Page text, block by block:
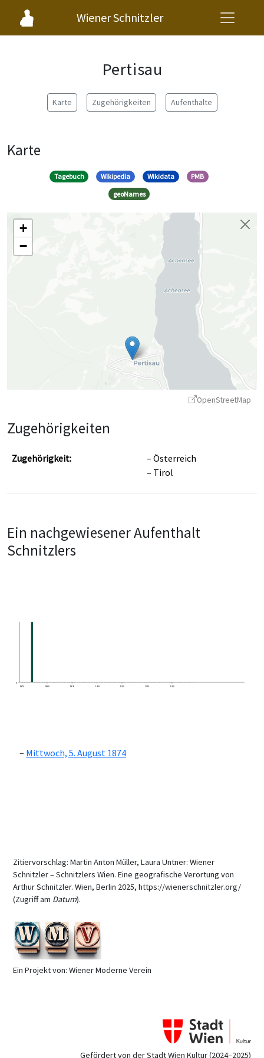
Wiener Schnitzler
Pertisau
Karte Zugehörigkeiten Aufenthalte
Karte
Tagebuch Wikipedia Wikidata
PMB
geoNames
+
−
OpenStreetMap
Zugehörigkeiten
Zugehörigkeit:
Österreich
Tirol
Ein nachgewiesener Aufenthalt
Schnitzlers
0
1870
1880 1890 1900 1910 1920 1930
Mittwoch, 5. August 1874
Zitiervorschlag: Martin Anton Müller, Laura Untner: Wiener
Schnitzler – Schnitzlers Wien. Eine geografische Verortung von
Arthur Schnitzler. Wien, Berlin 2025, https://wienerschnitzler.org/
(Zugriff am Datum).
Ein Projekt von: Wiener Moderne Verein
Gefördert von der Stadt Wien Kultur (2024–2025)